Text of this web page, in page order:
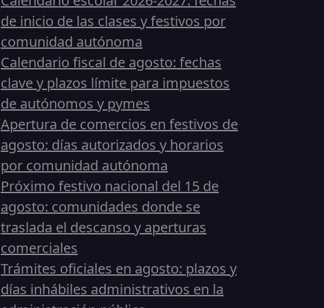
de inicio de las clases y festivos por
comunidad autónoma
Calendario fiscal de agosto: fechas
clave y plazos límite para impuestos
de autónomos y pymes
Apertura de comercios en festivos de
agosto: días autorizados y horarios
por comunidad autónoma
Próximo festivo nacional del 15 de
agosto: comunidades donde se
traslada el descanso y aperturas
comerciales
Trámites oficiales en agosto: plazos y
días inhábiles administrativos en la